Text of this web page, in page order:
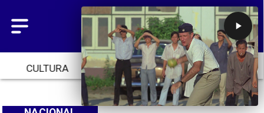
CULTURA TENDENCIAS INICIO